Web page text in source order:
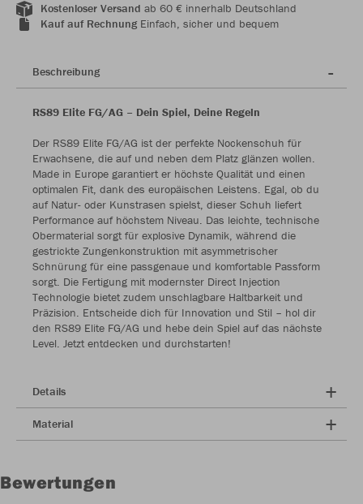
Kostenloser Versand ab 60 € innerhalb Deutschland
Kauf auf RechnungEinfach, sicher und bequem
Beschreibung
RS89 Elite FG/AG – Dein Spiel, Deine Regeln
Der RS89 Elite FG/AG ist der perfekte Nockenschuh für
Erwachsene, die auf und neben dem Platz glänzen wollen.
Made in Europe garantiert er höchste Qualität und einen
optimalen Fit, dank des europäischen Leistens. Egal, ob du
auf Natur- oder Kunstrasen spielst, dieser Schuh liefert
Performance auf höchstem Niveau. Das leichte, technische
Obermaterial sorgt für explosive Dynamik, während die
gestrickte Zungenkonstruktion mit asymmetrischer
Schnürung für eine passgenaue und komfortable Passform
sorgt. Die Fertigung mit modernster Direct Injection
Technologie bietet zudem unschlagbare Haltbarkeit und
Präzision. Entscheide dich für Innovation und Stil – hol dir
den RS89 Elite FG/AG und hebe dein Spiel auf das nächste
Level. Jetzt entdecken und durchstarten!
Details
Material
Bewertungen